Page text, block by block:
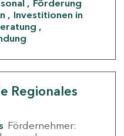
Förderung
Investitionen in
Regionales
Fördernehmer: